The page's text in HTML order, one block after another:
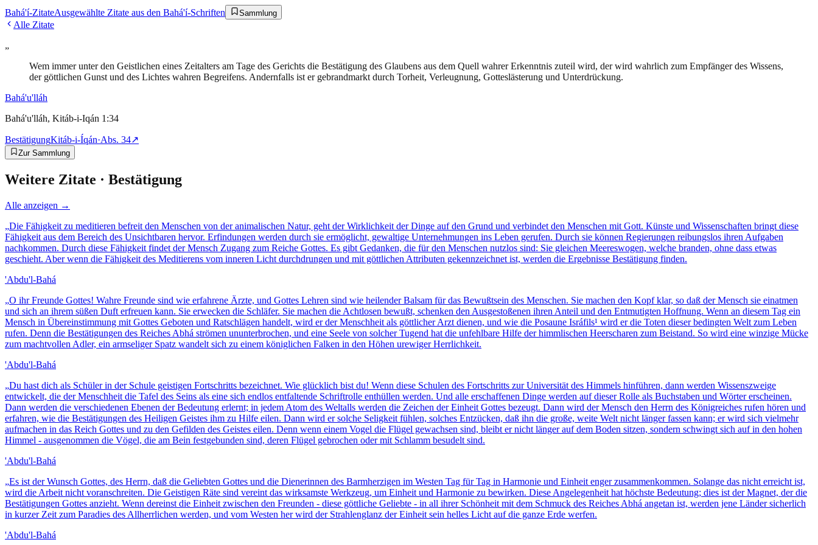
Bahá'í-ZitateAusgewählte Zitate aus den Bahá'í-Schriften Sammlung
Alle Zitate
„
Wem immer unter den Geistlichen eines Zeitalters am Tage des Gerichts die Bestätigung des Glaubens aus dem Quell wahrer Erkenntnis zuteil wird, der wird wahrlich zum Empfänger des Wissens,
der göttlichen Gunst und des Lichtes wahren Begreifens. Andernfalls ist er gebrandmarkt durch Torheit, Verleugnung, Gotteslästerung und Unterdrückung.
Bahá'u'lláh
Bahá'u'lláh, Kitáb-i-Iqán 1:34
BestätigungKitáb-i-Íqán·Abs. 34↗
Zur Sammlung
Weitere Zitate · Bestätigung
Alle anzeigen →
„Die Fähigkeit zu meditieren befreit den Menschen von der animalischen Natur, geht der Wirklichkeit der Dinge auf den Grund und verbindet den Menschen mit Gott. Künste und Wissenschaften bringt diese
Fähigkeit aus dem Bereich des Unsichtbaren hervor. Erfindungen werden durch sie ermöglicht, gewaltige Unternehmungen ins Leben gerufen. Durch sie können Regierungen reibungslos ihren Aufgaben
nachkommen. Durch diese Fähigkeit findet der Mensch Zugang zum Reiche Gottes. Es gibt Gedanken, die für den Menschen nutzlos sind: Sie gleichen Meereswogen, welche branden, ohne dass etwas
geschieht. Aber wenn die Fähigkeit des Meditierens vom inneren Licht durchdrungen und mit göttlichen Attributen gekennzeichnet ist, werden die Ergebnisse Bestätigung finden.
'Abdu'l-Bahá
„O ihr Freunde Gottes! Wahre Freunde sind wie erfahrene Ärzte, und Gottes Lehren sind wie heilender Balsam für das Bewußtsein des Menschen. Sie machen den Kopf klar, so daß der Mensch sie einatmen
und sich an ihrem süßen Duft erfreuen kann. Sie erwecken die Schläfer. Sie machen die Achtlosen bewußt, schenken den Ausgestoßenen ihren Anteil und den Entmutigten Hoffnung. Wenn an diesem Tag ein
Mensch in Übereinstimmung mit Gottes Geboten und Ratschlägen handelt, wird er der Menschheit als göttlicher Arzt dienen, und wie die Posaune Isráfils¹ wird er die Toten dieser bedingten Welt zum Leben
rufen. Denn die Bestätigungen des Reiches Abhá strömen ununterbrochen, und eine Seele von solcher Tugend hat die unfehlbare Hilfe der himmlischen Heerscharen zum Beistand. So wird eine winzige Mücke
zum machtvollen Adler, ein armseliger Spatz wandelt sich zu einem königlichen Falken in den Höhen urewiger Herrlichkeit.
'Abdu'l-Bahá
„Du hast dich als Schüler in der Schule geistigen Fortschritts bezeichnet. Wie glücklich bist du! Wenn diese Schulen des Fortschritts zur Universität des Himmels hinführen, dann werden Wissenszweige
entwickelt, die der Menschheit die Tafel des Seins als eine sich endlos entfaltende Schriftrolle enthüllen werden. Und alle erschaffenen Dinge werden auf dieser Rolle als Buchstaben und Wörter erscheinen.
Dann werden die verschiedenen Ebenen der Bedeutung erlernt; in jedem Atom des Weltalls werden die Zeichen der Einheit Gottes bezeugt. Dann wird der Mensch den Herrn des Königreiches rufen hören und
erfahren, wie die Bestätigungen des Heiligen Geistes ihm zu Hilfe eilen. Dann wird er solche Seligkeit fühlen, solches Entzücken, daß ihn die große, weite Welt nicht länger fassen kann; er wird sich vielmehr
aufmachen in das Reich Gottes und zu den Gefilden des Geistes eilen. Denn wenn einem Vogel die Flügel gewachsen sind, bleibt er nicht länger auf dem Boden sitzen, sondern schwingt sich auf in den hohen
Himmel - ausgenommen die Vögel, die am Bein festgebunden sind, deren Flügel gebrochen oder mit Schlamm besudelt sind.
'Abdu'l-Bahá
„Es ist der Wunsch Gottes, des Herrn, daß die Geliebten Gottes und die Dienerinnen des Barmherzigen im Westen Tag für Tag in Harmonie und Einheit enger zusammenkommen. Solange das nicht erreicht ist,
wird die Arbeit nicht voranschreiten. Die Geistigen Räte sind vereint das wirksamste Werkzeug, um Einheit und Harmonie zu bewirken. Diese Angelegenheit hat höchste Bedeutung; dies ist der Magnet, der die
Bestätigungen Gottes anzieht. Wenn dereinst die Einheit zwischen den Freunden - diese göttliche Geliebte - in all ihrer Schönheit mit dem Schmuck des Reiches Abhá angetan ist, werden jene Länder sicherlich
in kurzer Zeit zum Paradies des Allherrlichen werden, und vom Westen her wird der Strahlenglanz der Einheit sein helles Licht auf die ganze Erde werfen.
'Abdu'l-Bahá